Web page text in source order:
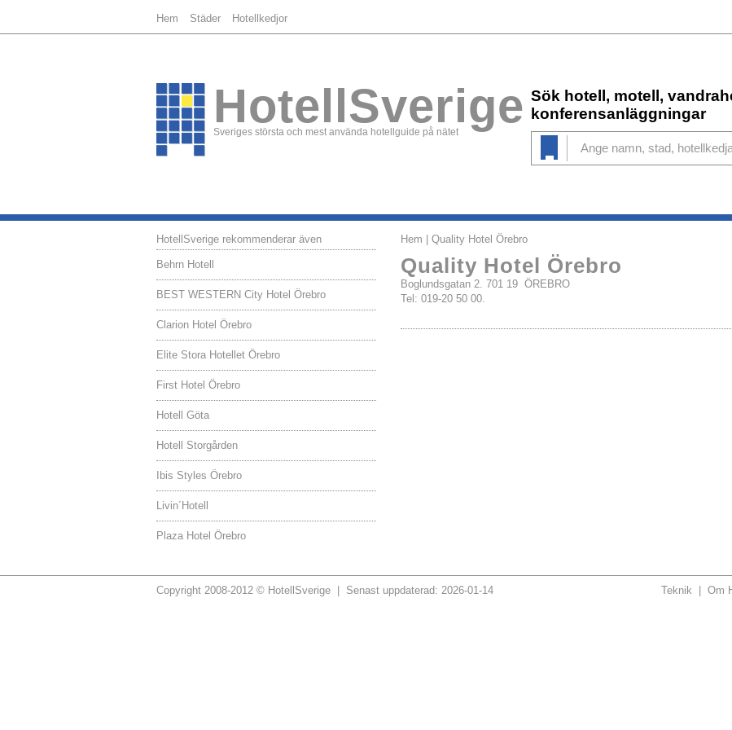
Hem Städer Hotellkedjor
HotellSverige
Sveriges största och mest använda hotellguide på nätet
Sök hotell, motell,
konferensanläggningar
HotellSverige rekommenderar även
Behrn Hotell
BEST WESTERN City Hotel Örebro
Clarion Hotel Örebro
Elite Stora Hotellet Örebro
First Hotel Örebro
Hotell Göta
Hotell Storgården
Ibis Styles Örebro
Livin´Hotell
Plaza Hotel Örebro
Hem | Quality Hotel Örebro
Quality Hotel Örebro
Boglundsgatan 2. 701 19 ÖREBRO
Tel: 019-20 50 00.
Copyright 2008-2012 © HotellSverige | Senast uppdaterad: 2026-01-14 Teknik Om